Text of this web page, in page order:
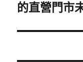
一
文
的直營門市